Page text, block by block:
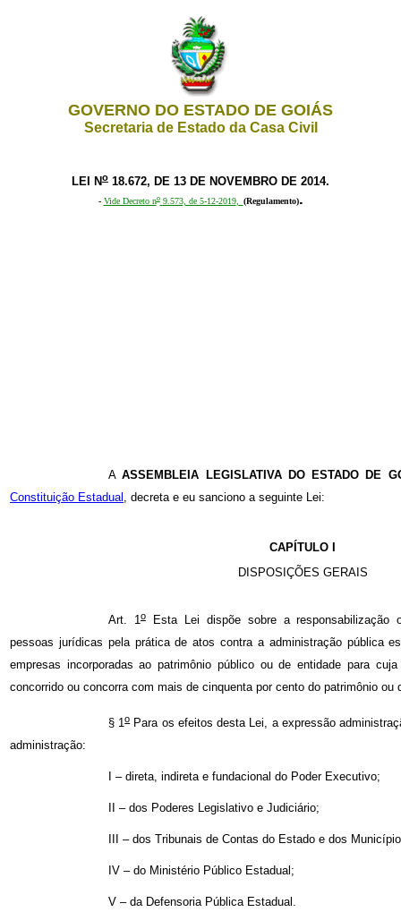
GOVERNO DO ESTADO DE GOIÁS
Secretaria de Estado da Casa Civil
LEI No 18.672, DE 13 DE NOVEMBRO DE 2014.
- Vide Decreto no 9.573, de 5-12-2019, (Regulamento).
AASSEMBLEIA LEGISLATIVA DO ESTADO DE
Constituição Estadual , decreta e eu sanciono a seguinte Lei:
CAPÍTULO I
DISPOSIÇÕES GERAIS
Art. 1oEsta Lei dispõe sobre a responsabilização
pessoas jurídicas pela prática de atos contra a administração pública
empresas incorporadas ao patrimônio público ou de entidade para
concorrido ou concorra com mais de cinquenta por cento do patrimônio ou
§ 1oPara os efeitos desta Lei, a expressão
administração:
I – direta, indireta e fundacional do Poder Executivo;
II – dos Poderes Legislativo e Judiciário;
III – dos Tribunais de Contas do Estado e dos
IV – do Ministério Público Estadual;
V – da Defensoria Pública Estadual.